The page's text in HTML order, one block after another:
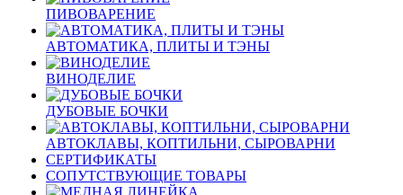
ПИВОВАРЕНИЕ
АВТОМАТИКА, ПЛИТЫ И ТЭНЫ
ВИНОДЕЛИЕ
ДУБОВЫЕ БОЧКИ
АВТОКЛАВЫ, КОПТИЛЬНИ, СЫРОВАРНИ
СЕРТИФИКАТЫ
СОПУТСТВУЮЩИЕ ТОВАРЫ